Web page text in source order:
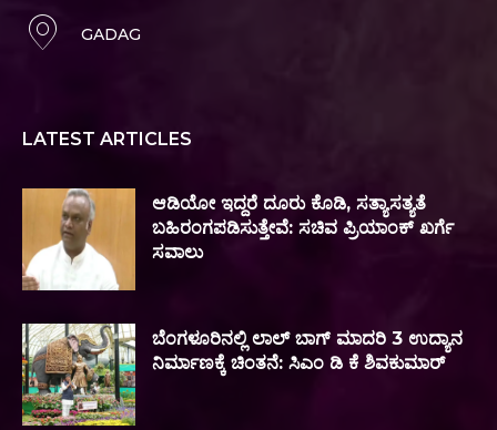
GADAG
LATEST ARTICLES
ಆಡಿಯೋ ಇದ್ದರೆ ದೂರು ಕೊಡಿ, ಸತ್ಯಾಸತ್ಯತೆ
ಬಹಿರಂಗಪಡಿಸುತ್ತೇವೆ: ಸಚಿವ ಪ್ರಿಯಾಂಕ್ ಖರ್ಗೆ
ಸವಾಲು
ಬೆಂಗಳೂರಿನಲ್ಲಿ ಲಾಲ್ ಬಾಗ್ ಮಾದರಿ 3 ಉದ್ಯಾನ
ನಿರ್ಮಾಣಕ್ಕೆ ಚಿಂತನೆ: ಸಿಎಂ ಡಿ ಕೆ ಶಿವಕುಮಾರ್